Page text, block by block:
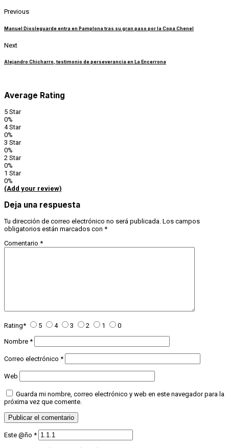
Previous
Manuel Diosleguarde entra en Pamplona tras su gran paso por la Copa Chenel
Next
Alejandro Chicharro, testimonio de perseverancia en La Encerrona
Average Rating
5 Star
0%
4 Star
0%
3 Star
0%
2 Star
0%
1 Star
0%
(Add your review)
Deja una respuesta
Tu dirección de correo electrónico no será publicada. Los campos
obligatorios están marcados con *
Comentario *
Rating* 5 4 3 2 1 0
Nombre *
Correo electrónico *
Web
Guarda mi nombre, correo electrónico y web en este navegador para la
próxima vez que comente.
Este @ño *